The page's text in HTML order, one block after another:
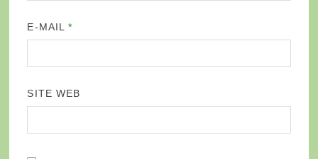
E-MAIL *
SITE WEB